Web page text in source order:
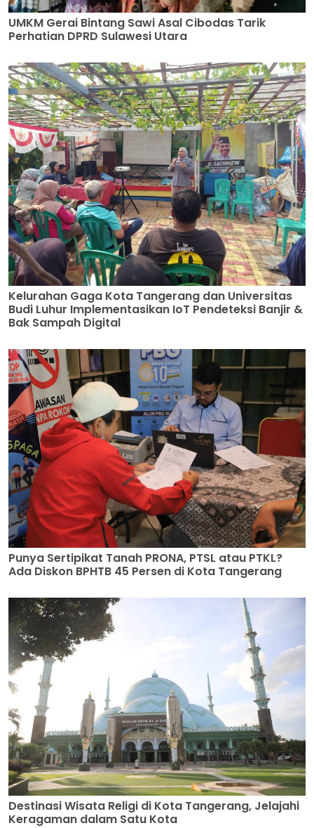
UMKM Gerai Bintang Sawi Asal Cibodas Tarik
Perhatian DPRD Sulawesi Utara
Kelurahan Gaga Kota Tangerang dan Universitas
Budi Luhur Implementasikan IoT Pendeteksi Banjir &
Bak Sampah Digital
Punya Sertipikat Tanah PRONA, PTSL atau PTKL?
Ada Diskon BPHTB 45 Persen di Kota Tangerang
Destinasi Wisata Religi di Kota Tangerang, Jelajahi
Keragaman dalam Satu Kota